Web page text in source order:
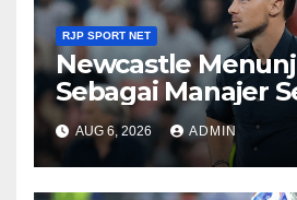
RJP SPORT NET
Newcastle
Sebagai Manajer
Kepergian Howe
AUG 6, 2026 ADMIN